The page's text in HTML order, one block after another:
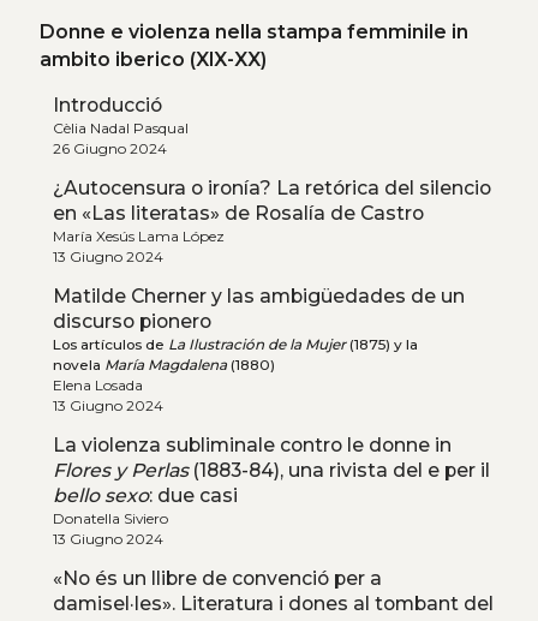
Donne e violenza nella stampa femminile in
ambito iberico (XIX-XX)
Introducció
Cèlia Nadal Pasqual
26 Giugno 2024
¿Autocensura o ironía? La retórica del silencio
en «Las literatas» de Rosalía de Castro
María Xesús Lama López
13 Giugno 2024
Matilde Cherner y las ambigüedades de un
discurso pionero
Los artículos de La Ilustración de la Mujer(1875) y la
novela María Magdalena(1880)
Elena Losada
13 Giugno 2024
La violenza subliminale contro le donne in
Flores y Perlas(1883-84), una rivista del e per il
bello sexo: due casi
Donatella Siviero
13 Giugno 2024
«No és un llibre de convenció per a
damisel·les». Literatura i dones al tombant del